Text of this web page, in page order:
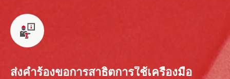
ส่งคำร้องขอการสาธิตการใช้เครื่องมือ